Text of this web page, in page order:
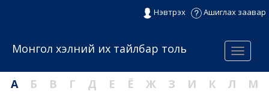
Нэвтрэх Ашиглах заавар
Menu
Монгол хэлний их тайлбар толь
А Б В Г Д Е Ё Ж З И К Л
М